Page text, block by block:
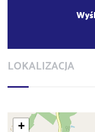
LOKALIZACJA
+